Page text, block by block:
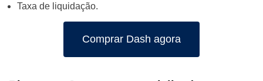
Taxa de liquidação.
Comprar Dash agora